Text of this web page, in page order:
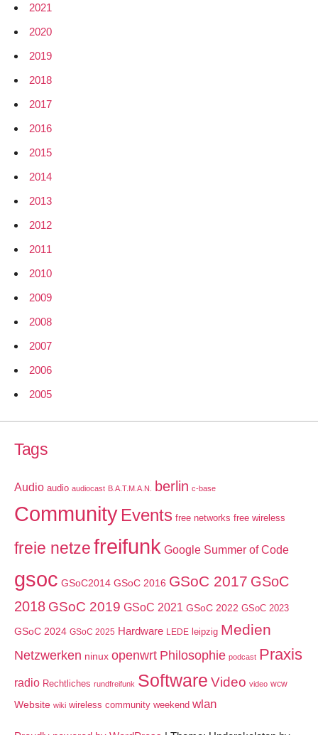
2021
2020
2019
2018
2017
2016
2015
2014
2013
2012
2011
2010
2009
2008
2007
2006
2005
Tags
Audio audio audiocast B.A.T.M.A.N. berlin c-base
Community Events free networks free wireless
freie netzefreifunk Google Summer of Code
gsoc GSoC2014 GSoC 2016 GSoC 2017 GSoC
2018 GSoC 2019 GSoC 2021 GSoC 2022 GSoC 2023
GSoC 2024 GSoC 2025 Hardware LEDE leipzig Medien
Netzwerken ninux openwrt Philosophie podcast Praxis
radio Rechtliches rundfreifunk Software Video video wcw
Website wiki wireless community weekend wlan